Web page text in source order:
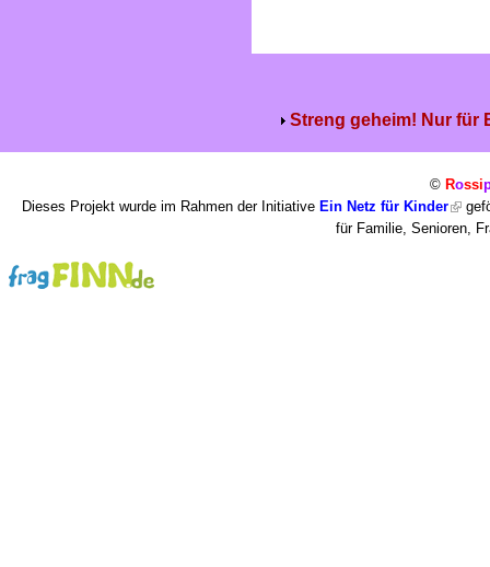
Streng geheim! Nur für
© Rossi
Dieses Projekt wurde im Rahmen der Initiative Ein Netz für Kinder
für Familie, Senioren,